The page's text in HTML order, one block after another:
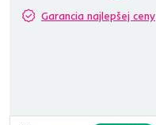
Garancia najlepšej ceny